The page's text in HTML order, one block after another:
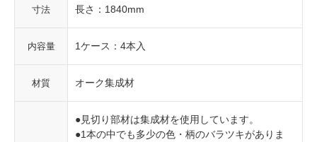
寸法 長さ：1840mm
内容量 1ケース：4本入
材質 オーク集成材
●見切り部材は集成材を使用しています。
●1本の中でも多少の色・柄のバラツキがありま